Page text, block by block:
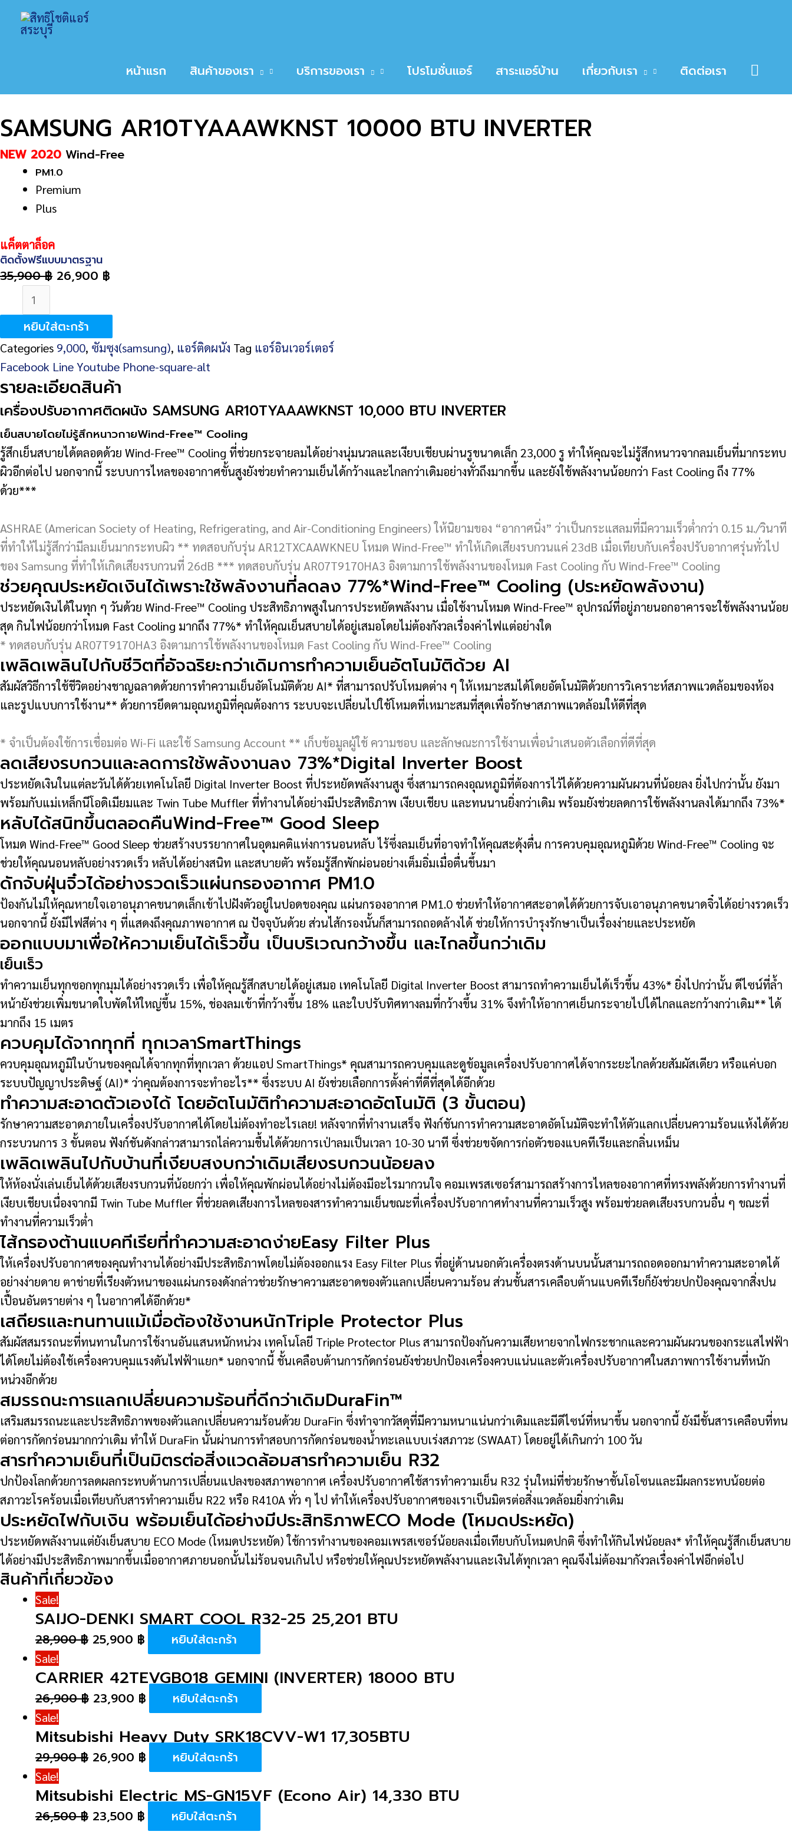
หน้าแรก สินค้าของเรา บริการของเรา โปรโมชั่นแอร์ สาระแอร์บ้าน เกี่ยวกับเรา ติดต่อเรา
Home สินค้า
หน้าหลัก/
SAMSUNG AR10TYAAAWKNST 10000 BTU INVERTER
NEW 2020 Wind-Free
PM1.0
Premium
Plus
แค็ตตาล็อค
ติดตั้งฟรีแบบมาตรฐาน
35,900฿ 26,900 ฿
จำนวน
SAMSUNG
AR10TYAAAWKNST
10000
BTU
INVERTER
ชิ้น
หยิบใส่ตะกร้า
Categories 9,000, ซัมซุง(samsung), แอร์ติดผนัง Tag แอร์อินเวอร์เตอร์
Facebook LineYoutube Phone-square-alt
รายละเอียดสินค้า
เครื่องปรับอากาศติดผนัง SAMSUNG AR10TYAAAWKNST 10,000 BTU INVERTER
เย็นสบายโดยไม่รู้สึกหนาวกายWind-Free™ Cooling
รู้สึกเย็นสบายได้ตลอดด้วย Wind-Free™ Cooling ที่ช่วยกระจายลมได้อย่างนุ่มนวลและเงียบเชียบผ่านรูขนาดเล็ก 23,000 รู ทำให้คุณจะไม่รู้สึกหนาวจากลมเย็นที่มากระทบ
ผิวอีกต่อไป นอกจากนี้ ระบบการไหลของอากาศขั้นสูงยังช่วยทำความเย็นได้กว้างและไกลกว่าเดิมอย่างทั่วถึงมากขึ้น และยังใช้พลังงานน้อยกว่า Fast Cooling ถึง 77%
ด้วย***
ASHRAE (American Society of Heating, Refrigerating, and Air-Conditioning Engineers) ให้นิยามของ “อากาศนิ่ง” ว่าเป็นกระแสลมที่มีความเร็วต่ำกว่า 0.15 ม./วินาที
ที่ทำให้ไม่รู้สึกว่ามีลมเย็นมากระทบผิว ** ทดสอบกับรุ่น AR12TXCAAWKNEU โหมด Wind-Free™ ทำให้เกิดเสียงรบกวนแค่ 23dB เมื่อเทียบกับเครื่องปรับอากาศรุ่นทั่วไป
ของ Samsung ที่ทำให้เกิดเสียงรบกวนที่ 26dB *** ทดสอบกับรุ่น AR07T9170HA3 อิงตามการใช้พลังงานของโหมด Fast Cooling กับ Wind-Free™ Cooling
ช่วยคุณประหยัดเงินได้เพราะใช้พลังงานที่ลดลง 77%*Wind-Free™ Cooling (ประหยัดพลังงาน)
ประหยัดเงินได้ในทุก ๆ วันด้วย Wind-Free™ Cooling ประสิทธิภาพสูงในการประหยัดพลังงาน เมื่อใช้งานโหมด Wind-Free™ อุปกรณ์ที่อยู่ภายนอกอาคารจะใช้พลังงานน้อย
สุด กินไฟน้อยกว่าโหมด Fast Cooling มากถึง 77%* ทำให้คุณเย็นสบายได้อยู่เสมอโดยไม่ต้องกังวลเรื่องค่าไฟแต่อย่างใด
* ทดสอบกับรุ่น AR07T9170HA3 อิงตามการใช้พลังงานของโหมด Fast Cooling กับ Wind-Free™ Cooling
เพลิดเพลินไปกับชีวิตที่อัจฉริยะกว่าเดิมการทำความเย็นอัตโนมัติด้วย AI
สัมผัสวิธีการใช้ชีวิตอย่างชาญฉลาดด้วยการทำความเย็นอัตโนมัติด้วย AI* ที่สามารถปรับโหมดต่าง ๆ ให้เหมาะสมได้โดยอัตโนมัติด้วยการวิเคราะห์สภาพแวดล้อมของห้อง
และรูปแบบการใช้งาน** ด้วยการยึดตามอุณหภูมิที่คุณต้องการ ระบบจะเปลี่ยนไปใช้โหมดที่เหมาะสมที่สุดเพื่อรักษาสภาพแวดล้อมให้ดีที่สุด
* จำเป็นต้องใช้การเชื่อมต่อ Wi-Fi และใช้ Samsung Account ** เก็บข้อมูลผู้ใช้ ความชอบ และลักษณะการใช้งานเพื่อนำเสนอตัวเลือกที่ดีที่สุด
ลดเสียงรบกวนและลดการใช้พลังงานลง 73%*Digital Inverter Boost
ประหยัดเงินในแต่ละวันได้ด้วยเทคโนโลยี Digital Inverter Boost ที่ประหยัดพลังงานสูง ซึ่งสามารถคงอุณหภูมิที่ต้องการไว้ได้ด้วยความผันผวนที่น้อยลง ยิ่งไปกว่านั้น ยังมา
พร้อมกับแม่เหล็กนีโอดิเมียมและ Twin Tube Muffler ที่ทำงานได้อย่างมีประสิทธิภาพ เงียบเชียบ และทนนานยิ่งกว่าเดิม พร้อมยังช่วยลดการใช้พลังงานลงได้มากถึง 73%*
หลับได้สนิทขึ้นตลอดคืนWind-Free™ Good Sleep
โหมด Wind-Free™ Good Sleep ช่วยสร้างบรรยากาศในอุดมคติแห่งการนอนหลับ ไร้ซึ่งลมเย็นที่อาจทำให้คุณสะดุ้งตื่น การควบคุมอุณหภูมิด้วย Wind-Free™ Cooling จะ
ช่วยให้คุณนอนหลับอย่างรวดเร็ว หลับได้อย่างสนิท และสบายตัว พร้อมรู้สึกพักผ่อนอย่างเต็มอิ่มเมื่อตื่นขึ้นมา
ดักจับฝุ่นจิ๋วได้อย่างรวดเร็วแผ่นกรองอากาศ PM1.0
ป้องกันไม่ให้คุณหายใจเอาอนุภาคขนาดเล็กเข้าไปฝังตัวอยู่ในปอดของคุณ แผ่นกรองอากาศ PM1.0 ช่วยทำให้อากาศสะอาดได้ด้วยการจับเอาอนุภาคขนาดจิ๋วได้อย่างรวดเร็ว
นอกจากนี้ ยังมีไฟสีต่าง ๆ ที่แสดงถึงคุณภาพอากาศ ณ ปัจจุบันด้วย ส่วนไส้กรองนั้นก็สามารถถอดล้างได้ ช่วยให้การบำรุงรักษาเป็นเรื่องง่ายและประหยัด
ออกแบบมาเพื่อให้ความเย็นได้เร็วขึ้น เป็นบริเวณกว้างขึ้น และไกลขึ้นกว่าเดิม
เย็นเร็ว
ทำความเย็นทุกซอกทุกมุมได้อย่างรวดเร็ว เพื่อให้คุณรู้สึกสบายได้อยู่เสมอ เทคโนโลยี Digital Inverter Boost สามารถทำความเย็นได้เร็วขึ้น 43%* ยิ่งไปกว่านั้น ดีไซน์ที่ล้ำ
หน้ายังช่วยเพิ่มขนาดใบพัดให้ใหญ่ขึ้น 15%, ช่องลมเข้าที่กว้างขึ้น 18% และใบปรับทิศทางลมที่กว้างขึ้น 31% จึงทำให้อากาศเย็นกระจายไปได้ไกลและกว้างกว่าเดิม** ได้
มากถึง 15 เมตร
ควบคุมได้จากทุกที่ ทุกเวลาSmartThings
ควบคุมอุณหภูมิในบ้านของคุณได้จากทุกที่ทุกเวลา ด้วยแอป SmartThings* คุณสามารถควบคุมและดูข้อมูลเครื่องปรับอากาศได้จากระยะไกลด้วยสัมผัสเดียว หรือแค่บอก
ระบบปัญญาประดิษฐ์ (AI)* ว่าคุณต้องการจะทำอะไร** ซึ่งระบบ AI ยังช่วยเลือกการตั้งค่าที่ดีที่สุดได้อีกด้วย
ทำความสะอาดตัวเองได้ โดยอัตโนมัติทำความสะอาดอัตโนมัติ (3 ขั้นตอน)
รักษาความสะอาดภายในเครื่องปรับอากาศได้โดยไม่ต้องทำอะไรเลย! หลังจากที่ทำงานเสร็จ ฟังก์ชันการทำความสะอาดอัตโนมัติจะทำให้ตัวแลกเปลี่ยนความร้อนแห้งได้ด้วย
กระบวนการ 3 ขั้นตอน ฟังก์ชันดังกล่าวสามารถไล่ความชื้นได้ด้วยการเป่าลมเป็นเวลา 10-30 นาที ซึ่งช่วยขจัดการก่อตัวของแบคทีเรียและกลิ่นเหม็น
เพลิดเพลินไปกับบ้านที่เงียบสงบกว่าเดิมเสียงรบกวนน้อยลง
ให้ห้องนั่งเล่นเย็นได้ด้วยเสียงรบกวนที่น้อยกว่า เพื่อให้คุณพักผ่อนได้อย่างไม่ต้องมีอะไรมากวนใจ คอมเพรสเซอร์สามารถสร้างการไหลของอากาศที่ทรงพลังด้วยการทำงานที่
เงียบเชียบเนื่องจากมี Twin Tube Muffler ที่ช่วยลดเสียงการไหลของสารทำความเย็นขณะที่เครื่องปรับอากาศทำงานที่ความเร็วสูง พร้อมช่วยลดเสียงรบกวนอื่น ๆ ขณะที่
ทำงานที่ความเร็วต่ำ
ไส้กรองต้านแบคทีเรียที่ทำความสะอาดง่ายEasy Filter Plus
ให้เครื่องปรับอากาศของคุณทำงานได้อย่างมีประสิทธิภาพโดยไม่ต้องออกแรง Easy Filter Plus ที่อยู่ด้านนอกตัวเครื่องตรงด้านบนนั้นสามารถถอดออกมาทำความสะอาดได้
อย่างง่ายดาย ตาข่ายที่เรียงตัวหนาของแผ่นกรองดังกล่าวช่วยรักษาความสะอาดของตัวแลกเปลี่ยนความร้อน ส่วนชั้นสารเคลือบต้านแบคทีเรียก็ยังช่วยปกป้องคุณจากสิ่งปน
เปื้อนอันตรายต่าง ๆ ในอากาศได้อีกด้วย*
เสถียรและทนทานแม้เมื่อต้องใช้งานหนักTriple Protector Plus
สัมผัสสมรรถนะที่ทนทานในการใช้งานอันแสนหนักหน่วง เทคโนโลยี Triple Protector Plus สามารถป้องกันความเสียหายจากไฟกระชากและความผันผวนของกระแสไฟฟ้า
ได้โดยไม่ต้องใช้เครื่องควบคุมแรงดันไฟฟ้าแยก* นอกจากนี้ ชั้นเคลือบต้านการกัดกร่อนยังช่วยปกป้องเครื่องควบแน่นและตัวเครื่องปรับอากาศในสภาพการใช้งานที่หนัก
หน่วงอีกด้วย
สมรรถนะการแลกเปลี่ยนความร้อนที่ดีกว่าเดิมDuraFin™
เสริมสมรรถนะและประสิทธิภาพของตัวแลกเปลี่ยนความร้อนด้วย DuraFin ซึ่งทำจากวัสดุที่มีความหนาแน่นกว่าเดิมและมีดีไซน์ที่หนาขึ้น นอกจากนี้ ยังมีชั้นสารเคลือบที่ทน
ต่อการกัดกร่อนมากกว่าเดิม ทำให้ DuraFin นั้นผ่านการทำสอบการกัดกร่อนของน้ำทะเลแบบเร่งสภาวะ (SWAAT) โดยอยู่ได้เกินกว่า 100 วัน
สารทำความเย็นที่เป็นมิตรต่อสิ่งแวดล้อมสารทำความเย็น R32
ปกป้องโลกด้วยการลดผลกระทบด้านการเปลี่ยนแปลงของสภาพอากาศ เครื่องปรับอากาศใช้สารทำความเย็น R32 รุ่นใหม่ที่ช่วยรักษาชั้นโอโซนและมีผลกระทบน้อยต่อ
สภาวะโรคร้อนเมื่อเทียบกับสารทำความเย็น R22 หรือ R410A ทั่ว ๆ ไป ทำให้เครื่องปรับอากาศของเราเป็นมิตรต่อสิ่งแวดล้อมยิ่งกว่าเดิม
ประหยัดไฟกับเงิน พร้อมเย็นได้อย่างมีประสิทธิภาพECO Mode (โหมดประหยัด)
ประหยัดพลังงานแต่ยังเย็นสบาย ECO Mode (โหมดประหยัด) ใช้การทำงานของคอมเพรสเซอร์น้อยลงเมื่อเทียบกับโหมดปกติ ซึ่งทำให้กินไฟน้อยลง* ทำให้คุณรู้สึกเย็นสบาย
ได้อย่างมีประสิทธิภาพมากขึ้นเมื่ออากาศภายนอกนั้นไม่ร้อนจนเกินไป หรือช่วยให้คุณประหยัดพลังงานและเงินได้ทุกเวลา คุณจึงไม่ต้องมากังวลเรื่องค่าไฟอีกต่อไป
สินค้าที่เกี่ยวข้อง
Sale!
SAIJO-DENKI SMART COOL R32-25 25,201 BTU
28,900฿ 25,900 ฿ หยิบใส่ตะกร้า
Sale!
CARRIER 42TEVGB018 GEMINI (INVERTER) 18000 BTU
26,900฿ 23,900 ฿ หยิบใส่ตะกร้า
Sale!
Mitsubishi Heavy Duty SRK18CVV-W1 17,305BTU
29,900฿ 26,900 ฿ หยิบใส่ตะกร้า
Sale!
Mitsubishi Electric MS-GN15VF (Econo Air) 14,330 BTU
26,500฿ 23,500 ฿ หยิบใส่ตะกร้า